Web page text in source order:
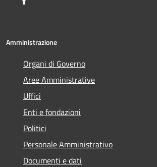
Amministrazione
Organi di Governo
Aree Amministrative
Uffici
Enti e fondazioni
Politici
Personale Amministrativo
Documenti e dati